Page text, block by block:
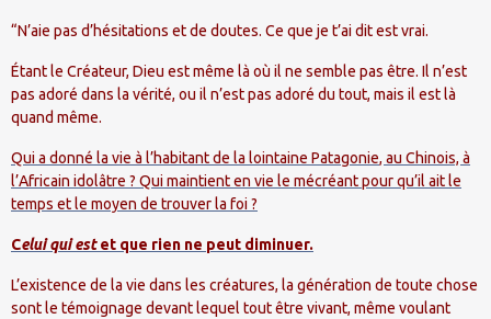
“N’aie pas d’hésitations et de doutes. Ce que je t’ai dit est vrai.
Étant le Créateur, Dieu est même là où il ne semble pas être. Il n’est
pas adoré dans la vérité, ou il n’est pas adoré du tout, mais il est là
quand même.
Qui a donné la vie à l’habitant de la lointaine Patagonie, au Chinois, à
l’Africain idolâtre ? Qui maintient en vie le mécréant pour qu’il ait le
temps et le moyen de trouver la foi ?
Celui qui estet que rien ne peut diminuer.
L’existence de la vie dans les créatures, la génération de toute chose
sont le témoignage devant lequel tout être vivant, même voulant